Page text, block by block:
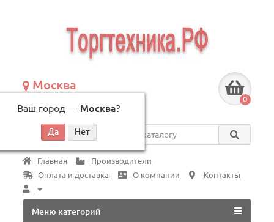
Москва
Ваш город — Москва?
по будням, с 09:00 до 18:00
0
Везде
Главная
Производители
Оплата и доставка
О компании Контакты
Меню категорий